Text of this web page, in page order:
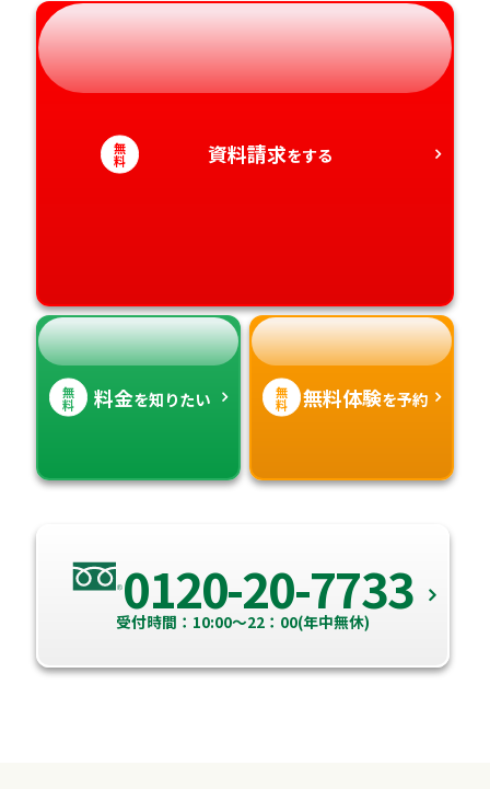
岐阜県
静岡県
愛知県
奈良県
和歌山県
山口県
徳島県
香川県
熊本県
大分県
宮崎県
無
料 資料請求をする
無
料 料金を知りたい 無
料 無料体験を予約
0120-20-7733
受付時間：10:00～22：00(年中無休)